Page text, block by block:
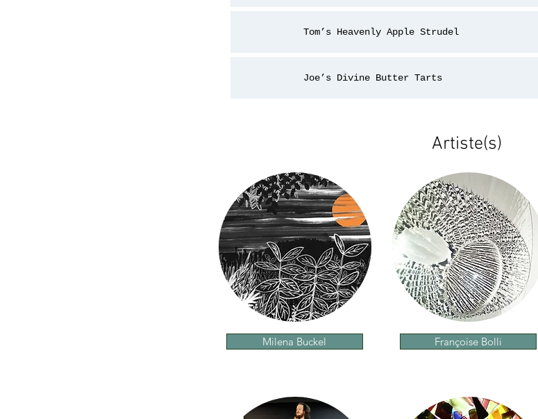
Tom’s Heavenly Apple Strudel
Joe’s Divine Butter Tarts
Artiste(s)
Milena Buckel Françoise Bolli